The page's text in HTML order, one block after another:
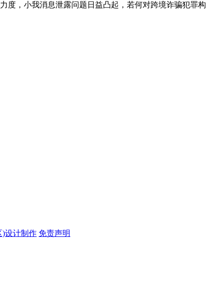
度，小我消息泄露问题日益凸起，若何对跨境诈骗犯罪构
)设计制作 免责声明